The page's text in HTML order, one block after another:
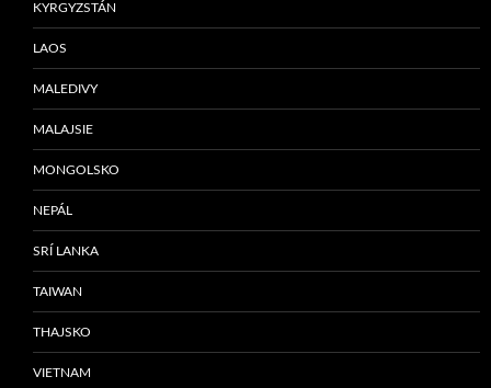
KYRGYZSTÁN
LAOS
MALEDIVY
MALAJSIE
MONGOLSKO
NEPÁL
SRÍ LANKA
TAIWAN
THAJSKO
VIETNAM